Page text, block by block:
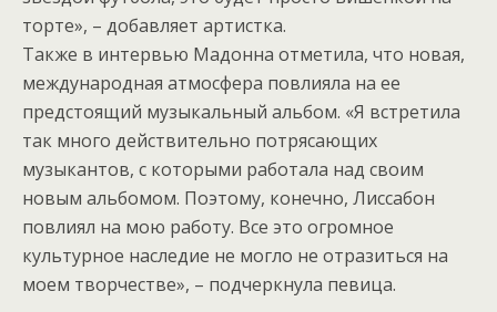
торте», – добавляет артистка.
Также в интервью Мадонна отметила, что новая,
международная атмосфера повлияла на ее
предстоящий музыкальный альбом. «Я встретила
так много действительно потрясающих
музыкантов, с которыми работала над своим
новым альбомом. Поэтому, конечно, Лиссабон
повлиял на мою работу. Все это огромное
культурное наследие не могло не отразиться на
моем творчестве», – подчеркнула певица.